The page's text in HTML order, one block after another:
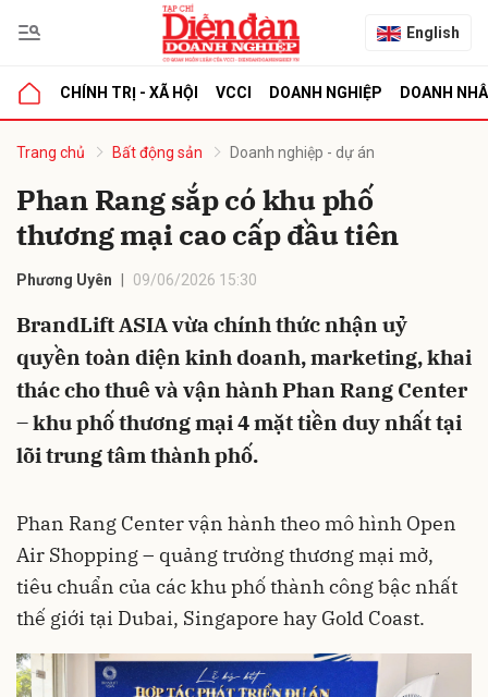
English
CHÍNH TRỊ - XÃ HỘI VCCI DOANH NGHIỆP DOANH
Trang chủ Bất động sản Doanh nghiệp - dự án
Phan Rang sắp có khu phố
thương mại cao cấp đầu tiên
Phương Uyên 09/06/2026 15:30
BrandLift ASIA vừa chính thức nhận uỷ
quyền toàn diện kinh doanh, marketing, khai
thác cho thuê và vận hành Phan Rang Center
– khu phố thương mại 4 mặt tiền duy nhất tại
lõi trung tâm thành phố.
Phan Rang Center vận hành theo mô hình Open
Air Shopping – quảng trường thương mại mở,
tiêu chuẩn của các khu phố thành công bậc nhất
thế giới tại Dubai, Singapore hay Gold Coast.
luận
Hủy